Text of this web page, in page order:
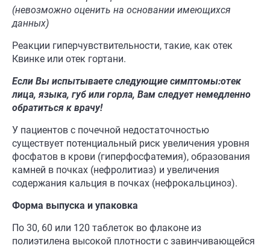
(невозможно оценить на основании имеющихся
данных)
Реакции гиперчувствительности, такие, как отек
Квинке или отек гортани.
Если Вы испытываете следующие симптомы:отек
лица, языка, губ или горла, Вам следует немедленно
обратиться к врачу!
У пациентов с почечной недостаточностью
существует потенциальный риск увеличения уровня
фосфатов в крови (гиперфосфатемия), образования
камней в почках (нефролитиаз) и увеличения
содержания кальция в почках (нефрокальциноз).
Форма выпуска и упаковка
По 30, 60 или 120 таблеток во флаконе из
полиэтилена высокой плотности с завинчивающейся